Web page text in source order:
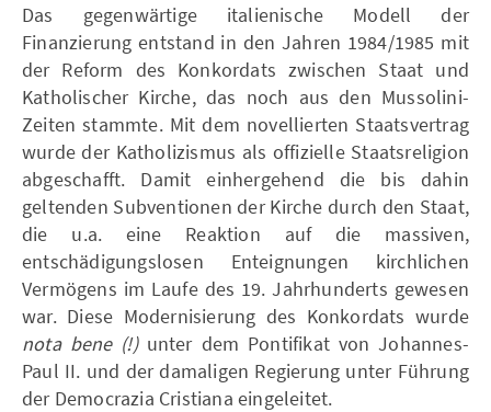
Das gegenwärtige italienische Modell der
Finanzierung entstand in den Jahren 1984/1985 mit
der Reform des Konkordats zwischen Staat und
Katholischer Kirche, das noch aus den Mussolini-
Zeiten stammte. Mit dem novellierten Staatsvertrag
wurde der Katholizismus als offizielle Staatsreligion
abgeschafft. Damit einhergehend die bis dahin
geltenden Subventionen der Kirche durch den Staat,
die u.a. eine Reaktion auf die massiven,
entschädigungslosen Enteignungen kirchlichen
Vermögens im Laufe des 19. Jahrhunderts gewesen
war. Diese Modernisierung des Konkordats wurde
nota bene (!)unter dem Pontifikat von Johannes-
Paul II. und der damaligen Regierung unter Führung
der Democrazia Cristiana eingeleitet.